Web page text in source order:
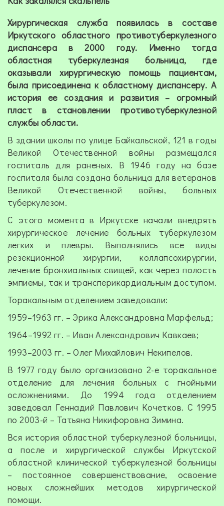
Хирургическая служба появилась в составе
Иркутского областного противотуберкулезного
диспансера в 2000 году. Именно тогда
областная туберкулезная больница, где
оказывали хирургическую помощь пациентам,
была присоединена к областному диспансеру. А
история ее создания и развития – огромный
пласт в становлении противотуберкулезной
службы области.
В здании школы по улице Байкальской, 121 в годы
Великой Отечественной войны размещался
госпиталь для раненых. В 1946 году на базе
госпиталя была создана больница для ветеранов
Великой Отечественной войны, больных
туберкулезом.
С этого момента в Иркутске начали внедрять
хирургическое лечение больных туберкулезом
легких и плевры. Выполнялись все виды
резекционной хирургии, коллапсохирургии,
лечение бронхиальных свищей, как через полость
эмпиемы, так и трансперикардиальным доступом.
Торакальным отделением заведовали:
1959–1963 гг. – Эрика Александровна Марфельд;
1964–1992 гг. – Иван Александрович Кавкаев;
1993–2003 гг. – Олег Михайлович Некипелов.
В 1977 году было организовано 2-е торакальное
отделение для лечения больных с гнойными
осложнениями. До 1994 года отделением
заведовал Геннадий Павлович Кочетков. С 1995
по 2003-й – Татьяна Никифоровна Зимина.
Вся история областной туберкулезной больницы,
а после и хирургической службы Иркутской
областной клинической туберкулезной больницы
– постоянное совершенствование, освоение
новых сложнейших методов хирургической
помощи.